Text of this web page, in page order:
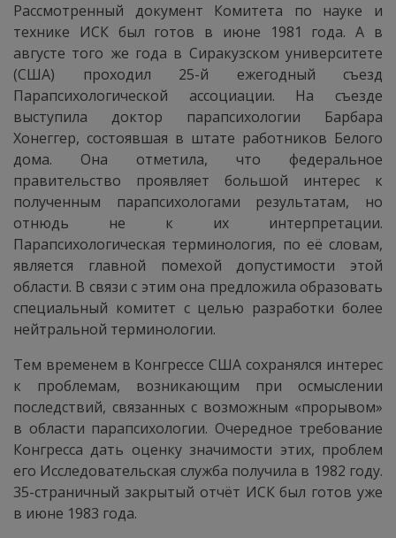
Рассмотренный документ Комитета по науке и
технике ИСК был готов в июне 1981 года. А в
августе того же года в Сиракузском университете
(США) проходил 25-й ежегодный съезд
Парапсихологической ассоциации. На съезде
выступила доктор парапсихологии Барбара
Хонеггер, состоявшая в штате работников Белого
дома. Она отметила, что федеральное
правительство проявляет большой интерес к
полученным парапсихологами результатам, но
отнюдь не к их интерпретации.
Парапсихологическая терминология, по её словам,
является главной помехой допустимости этой
области. В связи с этим она предложила образовать
специальный комитет с целью разработки более
нейтральной терминологии.
Тем временем в Конгрессе США сохранялся интерес
к проблемам, возникающим при осмыслении
последствий, связанных с возможным «прорывом»
в области парапсихологии. Очередное требование
Конгресса дать оценку значимости этих, проблем
его Исследовательская служба получила в 1982 году.
35-страничный закрытый отчёт ИСК был готов уже
в июне 1983 года.